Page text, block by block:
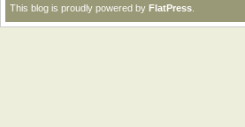
This blog is proudly powered by FlatPress